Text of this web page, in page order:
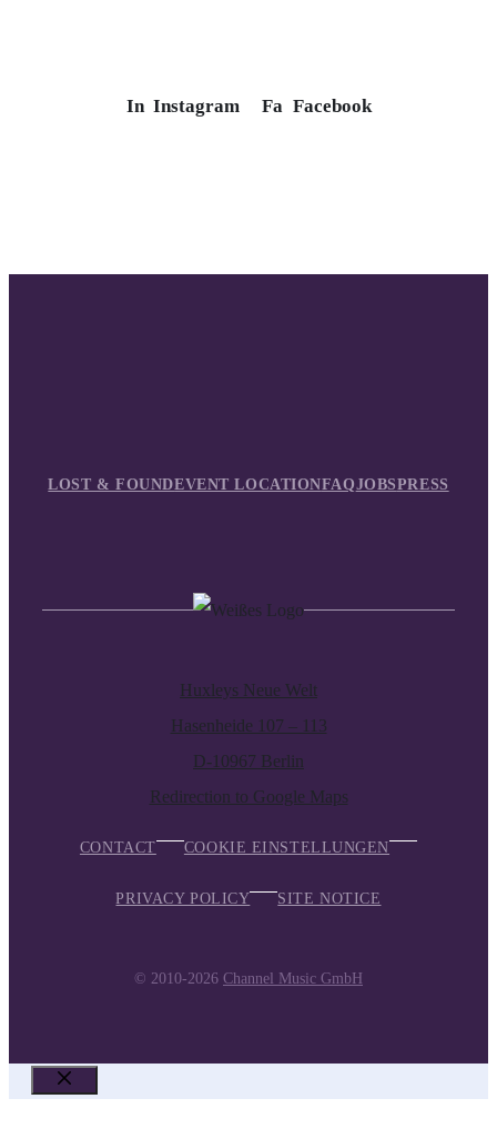
In Instagram Fa Facebook
LOST & FOUNDEVENT LOCATIONFAQJOBSPRESS
Huxleys Neue Welt
Hasenheide 107 – 113
D-10967 Berlin
Redirection to Google Maps
CONTACT COOKIE EINSTELLUNGEN
PRIVACY POLICY SITE NOTICE
© 2010-2026 Channel Music GmbH
CLOSE